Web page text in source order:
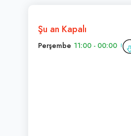
Şu an Kapalı
Perşembe 11:00 - 00:00